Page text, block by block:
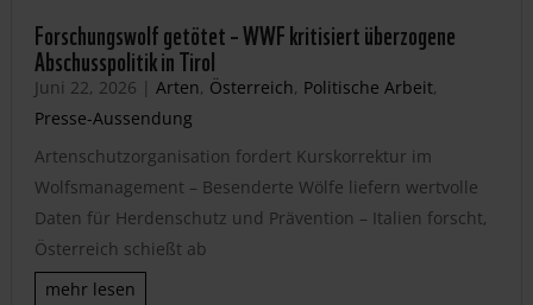
Forschungswolf getötet – WWF kritisiert überzogene
Abschusspolitik in Tirol
Juni 22, 2026 | Arten, Österreich, Politische Arbeit,
Presse-Aussendung
Artenschutzorganisation fordert Kurskorrektur im
Wolfsmanagement – Besenderte Wölfe liefern wertvolle
Daten für Herdenschutz und Prävention – Italien forscht,
Österreich schießt ab
mehr lesen